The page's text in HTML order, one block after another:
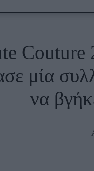
Συνεντεύξεις
Couture
μία
να